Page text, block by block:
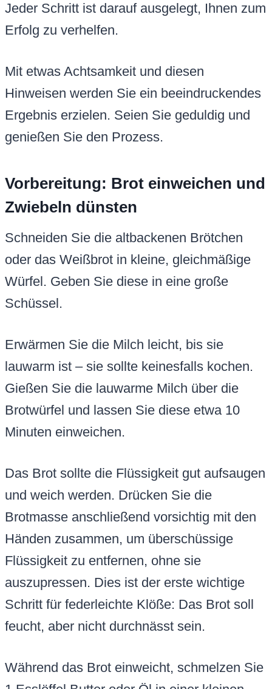
Jeder Schritt ist darauf ausgelegt, Ihnen zum
Erfolg zu verhelfen.
Mit etwas Achtsamkeit und diesen
Hinweisen werden Sie ein beeindruckendes
Ergebnis erzielen. Seien Sie geduldig und
genießen Sie den Prozess.
Vorbereitung: Brot einweichen und
Zwiebeln dünsten
Schneiden Sie die altbackenen Brötchen
oder das Weißbrot in kleine, gleichmäßige
Würfel. Geben Sie diese in eine große
Schüssel.
Erwärmen Sie die Milch leicht, bis sie
lauwarm ist – sie sollte keinesfalls kochen.
Gießen Sie die lauwarme Milch über die
Brotwürfel und lassen Sie diese etwa 10
Minuten einweichen.
Das Brot sollte die Flüssigkeit gut aufsaugen
und weich werden. Drücken Sie die
Brotmasse anschließend vorsichtig mit den
Händen zusammen, um überschüssige
Flüssigkeit zu entfernen, ohne sie
auszupressen. Dies ist der erste wichtige
Schritt für federleichte Klöße: Das Brot soll
feucht, aber nicht durchnässt sein.
Während das Brot einweicht, schmelzen Sie